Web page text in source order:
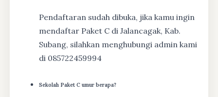
Pendaftaran sudah dibuka, jika kamu ingin
mendaftar Paket C di Jalancagak, Kab.
Subang, silahkan menghubungi admin kami
di 085722459994
Sekolah Paket C umur berapa?